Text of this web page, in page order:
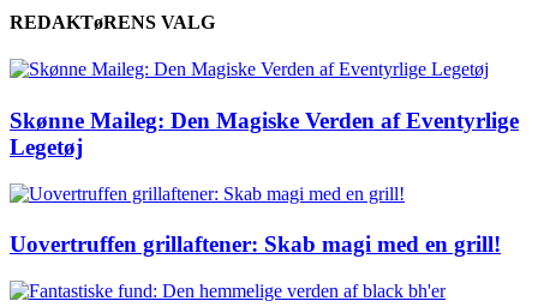
REDAKTøRENS VALG
Skønne Maileg: Den Magiske Verden af Eventyrlige
Legetøj
Uovertruffen grillaftener: Skab magi med en grill!